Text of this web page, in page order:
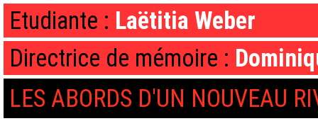
Etudiante : Laëtitia Weber
Directrice de mémoire :
LES ABORDS D'UN NOUVEAU